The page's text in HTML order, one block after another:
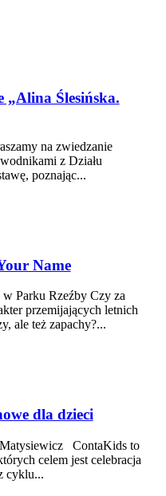
„Alina Ślesińska.
na zwiedzanie
z Działu
poznając...
Name
Parku Rzeźby Czy za
przemijających letnich
ale też zapachy?...
dla dzieci
Matysiewicz ContaKids to
celem jest celebracja
cyklu...